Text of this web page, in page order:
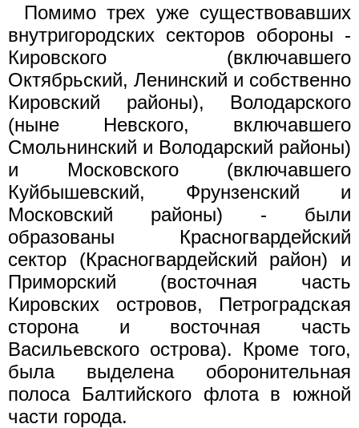
Помимо трех уже существовавших
внутригородских секторов обороны -
Кировского (включавшего
Октябрьский, Ленинский и собственно
Кировский районы), Володарского
(ныне Невского, включавшего
Смольнинский и Володарский районы)
и Московского (включавшего
Куйбышевский, Фрунзенский и
Московский районы) - были
образованы Красногвардейский
сектор (Красногвардейский район) и
Приморский (восточная часть
Кировских островов, Петроградская
сторона и восточная часть
Васильевского острова). Кроме того,
была выделена оборонительная
полоса Балтийского флота в южной
части города.